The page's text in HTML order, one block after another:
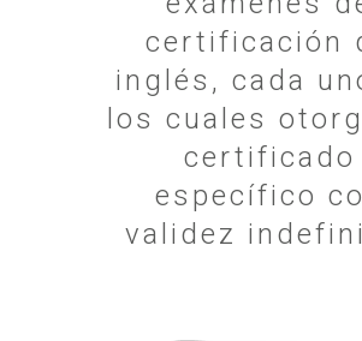
certificación
inglés, cada
los cuales
certificado
específico
validez